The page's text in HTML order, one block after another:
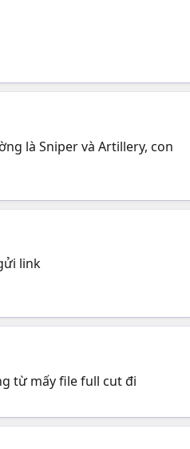
là Sniper và Artillery, con
link
từ mấy file full cut đi